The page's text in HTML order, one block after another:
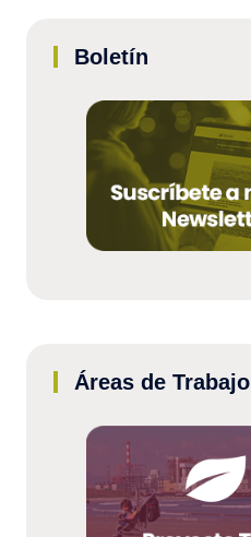
Boletín
Áreas de Trabajo